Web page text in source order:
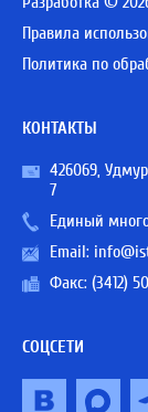
Правила
Политика по
КОНТАКТЫ
426069,
7
Единый
Email:
Факс: (3412)
СОЦСЕТИ